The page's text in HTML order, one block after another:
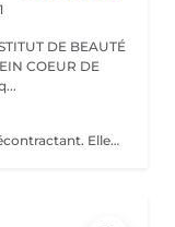
COEUR DE
q...
Les ventouses ont un effet antalgique et décontractant. Elles sont recommandées pour soigner différentes lésions musculaires et articulaires : entorses bénignes, contractures, élongations, crampes, lombalgies, tendinites. Les traitement par ventouses sont combinés avec des massages local avec technique isolées et massage relaxant.